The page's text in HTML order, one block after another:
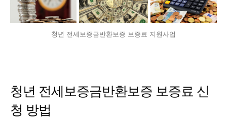
청년 전세보증금반환보증 보증료 지원사업
청년 전세보증금반환보증 보증료 신
청 방법